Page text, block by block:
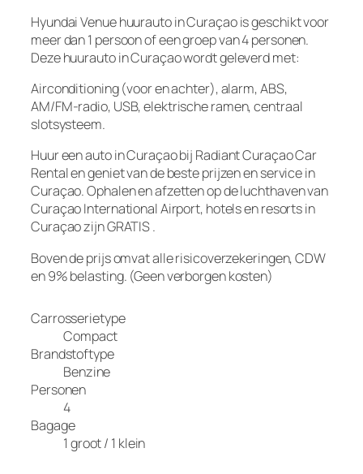
Hyundai Venue huurauto in Curaçao is geschikt voor
meer dan 1 persoon of een groep van 4 personen.
Deze huurauto in Curaçao wordt geleverd met:
Airconditioning (voor en achter), alarm, ABS,
AM/FM-radio, USB, elektrische ramen, centraal
slotsysteem.
Huur een auto in Curaçao bij Radiant Curaçao Car
Rental en geniet van de beste prijzen en service in
Curaçao. Ophalen en afzetten op de luchthaven van
Curaçao International Airport, hotels en resorts in
Curaçao zijnGRATIS.
Boven de prijs omvat alle risicoverzekeringen, CDW
en 9% belasting. (Geen verborgen kosten)
Carrosserietype
Compact
Brandstoftype
Benzine
Personen
4
Bagage
1 groot / 1 klein